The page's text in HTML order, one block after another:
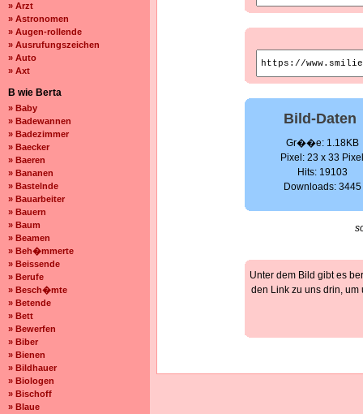
» Arzt
» Astronomen
» Augen-rollende
» Ausrufungszeichen
» Auto
» Axt
B wie Berta
» Baby
» Badewannen
» Badezimmer
» Baecker
» Baeren
» Bananen
» Bastelnde
» Bauarbeiter
» Bauern
» Baum
» Beamen
» Beh�mmerte
» Beissende
» Berufe
» Besch�mte
» Betende
» Bett
» Bewerfen
» Biber
» Bienen
» Bildhauer
» Biologen
» Bischoff
» Blaue
Bild-Daten
Gr��e: 1.18KB
Pixel: 23 x 33
Hits: 19103
Downloads: 3445
Unter dem Bild gibt es
den Link zu uns drin,